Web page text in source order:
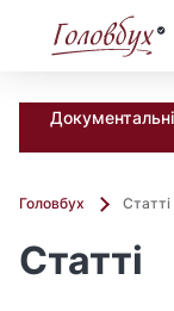
Головбух Статті
Статті